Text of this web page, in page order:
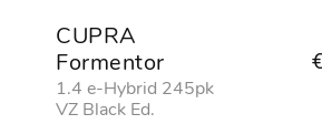
CUPRA
Formentor
1.4 e-Hybrid 245pk
VZ Black Ed.